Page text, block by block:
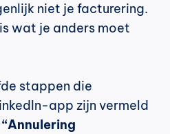
niet je facturering.
wat je anders moet
stappen die
app zijn vermeld
“Annulering